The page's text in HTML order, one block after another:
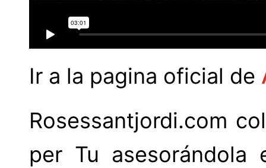
Ir a la pagina oficial de
Rosessantjordi.com
per Tu